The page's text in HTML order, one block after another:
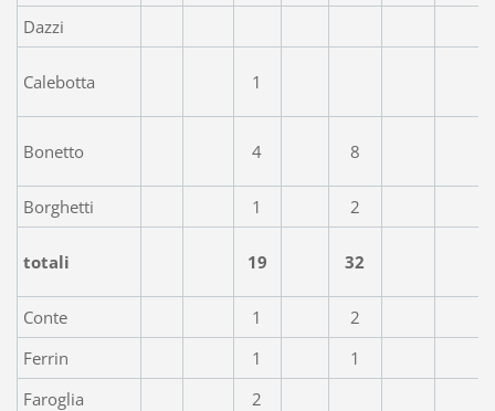
Dazzi
Calebotta 1
Bonetto 4 8
Borghetti 1 2
totali 19 32
Conte 1
2
Ferrin
1
1
Faroglia
2